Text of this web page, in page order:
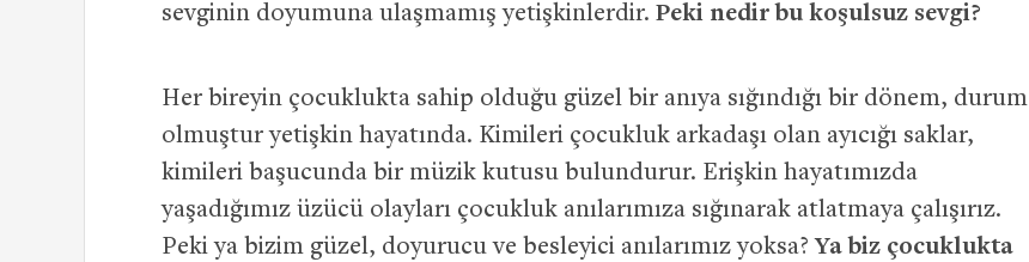
sevginin doyumuna ulaşmamış yetişkinlerdir. Peki nedir bu koşulsuz sevgi?
Her bireyin çocuklukta sahip olduğu güzel bir anıya sığındığı bir dönem, durum
olmuştur yetişkin hayatında. Kimileri çocukluk arkadaşı olan ayıcığı saklar,
kimileri başucunda bir müzik kutusu bulundurur. Erişkin hayatımızda
yaşadığımız üzücü olayları çocukluk anılarımıza sığınarak atlatmaya çalışırız.
Peki ya bizim güzel, doyurucu ve besleyici anılarımız yoksa?Ya biz çocuklukta